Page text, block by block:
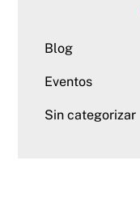
Blog
Eventos
Sin categorizar